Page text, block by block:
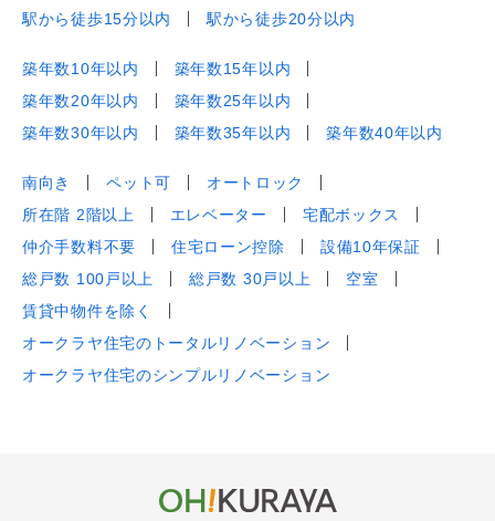
駅から徒歩15分以内
駅から徒歩20分以内
築年数10年以内
築年数15年以内
築年数20年以内
築年数25年以内
築年数30年以内
築年数35年以内 築年数40年以内
南向き ペット可
オートロック
所在階 2階以上
エレベーター
宅配ボックス
仲介手数料不要
住宅ローン控除
設備10年保証
総戸数 100戸以上
総戸数 30戸以上
空室
賃貸中物件を除く
オークラヤ住宅のトータルリノベーション
オークラヤ住宅のシンプルリノベーション